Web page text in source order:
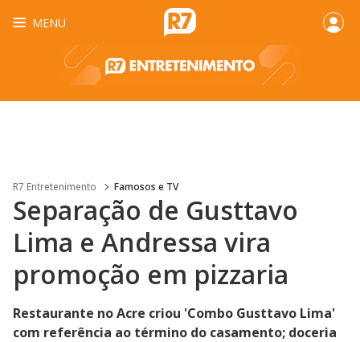
MENU
R7 Entretenimento Famosos e TV
Separação de Gusttavo
Lima e Andressa vira
promoção em pizzaria
Restaurante no Acre criou 'Combo Gusttavo Lima'
com referência ao término do casamento; doceria